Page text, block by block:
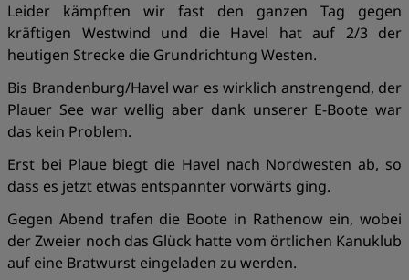
Leider kämpften wir fast den ganzen Tag gegen
kräftigen Westwind und die Havel hat auf 2/3 der
heutigen Strecke die Grundrichtung Westen.
Bis Brandenburg/Havel war es wirklich anstrengend, der
Plauer See war wellig aber dank unserer E-Boote war
das kein Problem.
Erst bei Plaue biegt die Havel nach Nordwesten ab, so
dass es jetzt etwas entspannter vorwärts ging.
Gegen Abend trafen die Boote in Rathenow ein, wobei
der Zweier noch das Glück hatte vom örtlichen Kanuklub
auf eine Bratwurst eingeladen zu werden.